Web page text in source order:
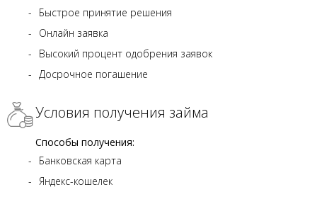
Быстрое принятие решения
Онлайн заявка
Высокий процент одобрения заявок
Досрочное погашение
Условия получения займа
Способы получения:
Банковская карта
Яндекс-кошелек